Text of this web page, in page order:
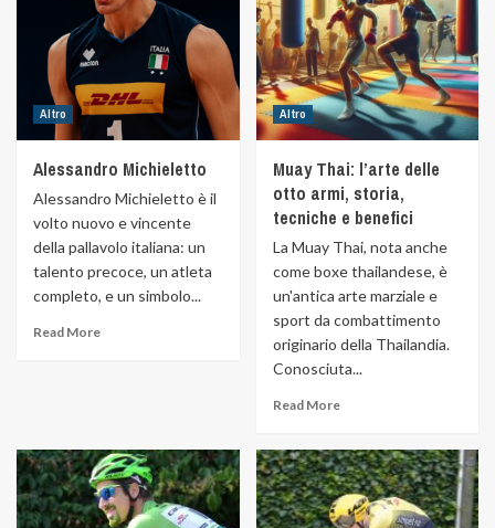
Altro
Alessandro Michieletto
Alessandro Michieletto è il
volto nuovo e vincente
della pallavolo italiana: un
talento precoce, un atleta
completo, e un simbolo...
Read More
Altro
Muay Thai: l’arte delle
otto armi, storia,
tecniche e benefici
La Muay Thai, nota anche
come boxe thailandese, è
un'antica arte marziale e
sport da combattimento
originario della Thailandia.
Conosciuta...
Read More